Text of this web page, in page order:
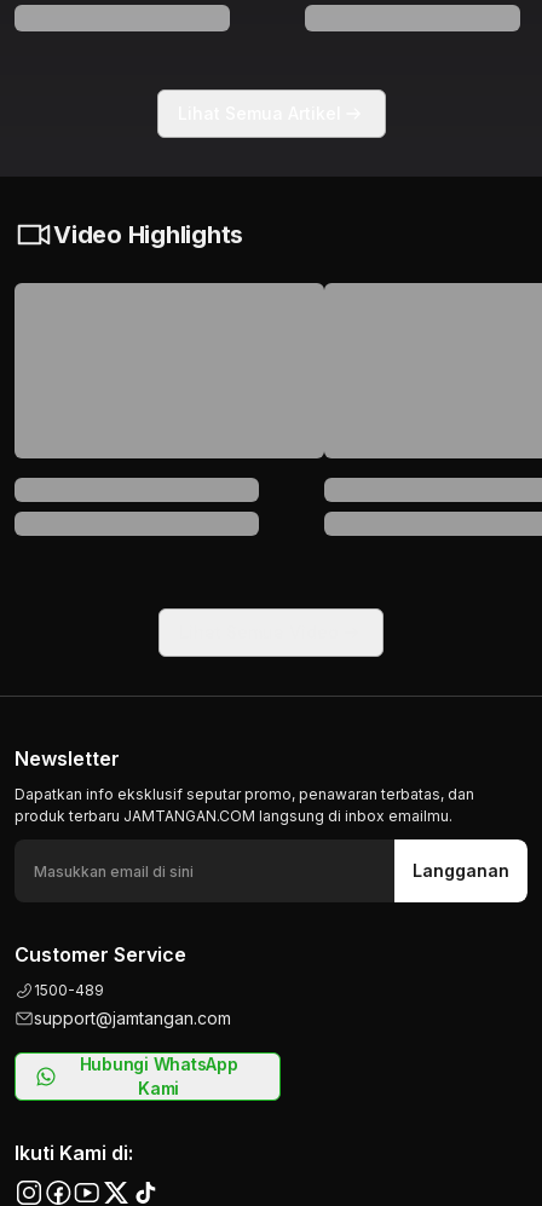
Newsletter
Dapatkan info eksklusif seputar promo, penawaran terbatas, dan
produk terbaru JAMTANGAN.COM langsung di inbox emailmu.
Langganan
Customer Service
1500-489
support@jamtangan.com
Hubungi WhatsApp
Kami
Ikuti Kami di:
Video Highlights